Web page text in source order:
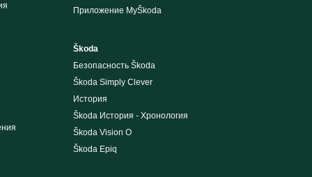
Приложение MyŠkoda
Škoda
Безопасность Škoda
Škoda Simply Clever
История
Škoda История - Хронология
Škoda Vision O
Škoda Epiq